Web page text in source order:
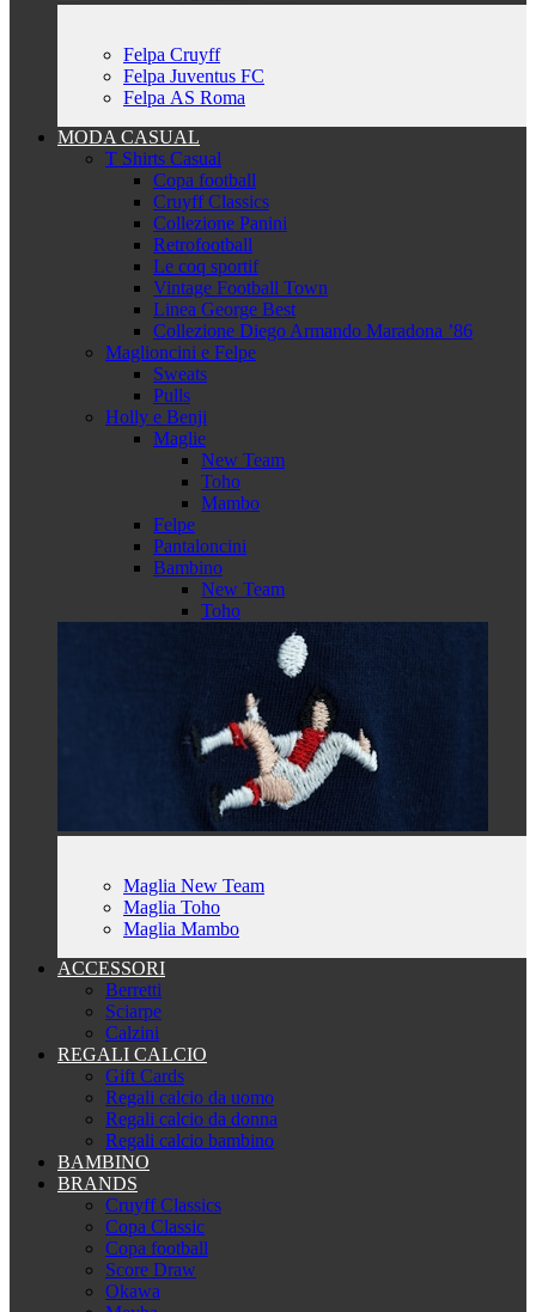
Felpa Cruyff
Felpa Juventus FC
Felpa AS Roma
MODA CASUAL
T Shirts Casual
Copa football
Cruyff Classics
Collezione Panini
Retrofootball
Le coq sportif
Vintage Football Town
Linea George Best
Collezione Diego Armando Maradona ’86
Maglioncini e Felpe
Sweats
Pulls
Holly e Benji
Maglie
New Team
Toho
Mambo
Felpe
Pantaloncini
Bambino
New Team
Toho
Maglia New Team
Maglia Toho
Maglia Mambo
ACCESSORI
Berretti
Sciarpe
Calzini
REGALI CALCIO
Gift Cards
Regali calcio da uomo
Regali calcio da donna
Regali calcio bambino
BAMBINO
BRANDS
Cruyff Classics
Copa Classic
Copa football
Score Draw
Okawa